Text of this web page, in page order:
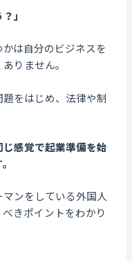
」
は自分のビジネスを
りません。
をはじめ、法律や制
じ感覚で起業準備を始
ンをしている外国人
きポイントをわかり